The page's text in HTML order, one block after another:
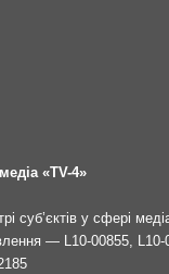
«TV-4»
суб’єктів у сфері
— L10-00855, L10-